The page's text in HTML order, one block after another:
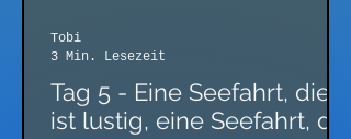
Tag 5 - Eine Seefahrt, die
ist lustig, eine Seefahrt, die
Tobi
3 Min. Lesezeit